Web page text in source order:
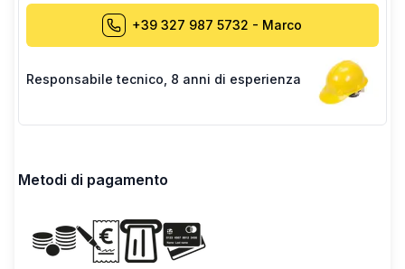
+39 327 987 5732 - Marco
Responsabile tecnico 8 anni di esperienza
Metodi di pagamento